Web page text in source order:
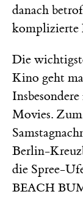
danach
komplizierte
Die
Kino geht
Movies.
Berlin-
die Spree-
BEACH